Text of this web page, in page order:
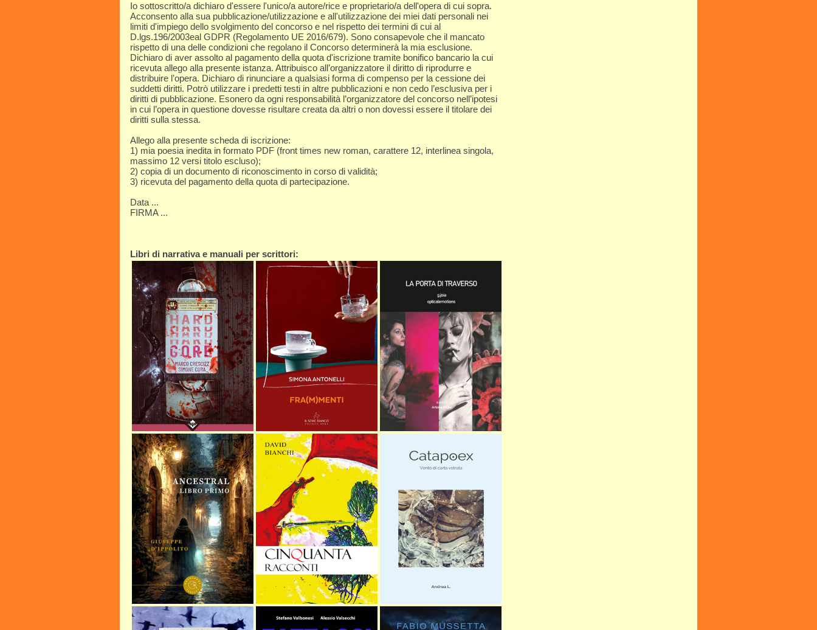
Io sottoscritto/a dichiaro d'essere l'unico/a autore/rice e proprietario/a dell'opera di cui sopra.
Acconsento alla sua pubblicazione/utilizzazione e all'utilizzazione dei miei dati personali nei
limiti d'impiego dello svolgimento del concorso e nel rispetto dei termini di cui al
D.lgs.196/2003eal GDPR (Regolamento UE 2016/679). Sono consapevole che il mancato
rispetto di una delle condizioni che regolano il Concorso determinerà la mia esclusione.
Dichiaro di aver assolto al pagamento della quota d'iscrizione tramite bonifico bancario la cui
ricevuta allego alla presente istanza. Attribuisco all’organizzatore il diritto di riprodurre e
distribuire l’opera. Dichiaro di rinunciare a qualsiasi forma di compenso per la cessione dei
suddetti diritti. Potrò utilizzare i predetti testi in altre pubblicazioni e non cedo l’esclusiva per i
diritti di pubblicazione. Esonero da ogni responsabilità l’organizzatore del concorso nell’ipotesi
in cui l’opera in questione dovesse risultare creata da altri o non dovessi essere il titolare dei
diritti sulla stessa.
Allego alla presente scheda di iscrizione:
1) mia poesia inedita in formato PDF (front times new roman, carattere 12, interlinea singola,
massimo 12 versi titolo escluso);
2) copia di un documento di riconoscimento in corso di validità;
3) ricevuta del pagamento della quota di partecipazione.
Data ...
FIRMA ...
Libri di narrativa e manuali per scrittori: